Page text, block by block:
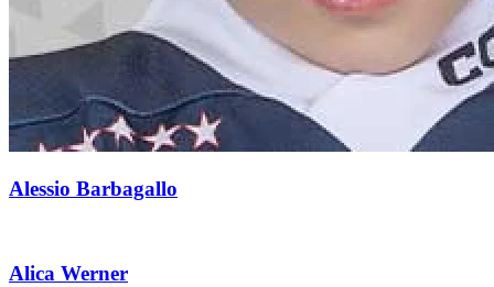
Alessio Barbagallo
Alica Werner